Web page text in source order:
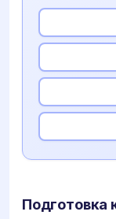
Подготовка